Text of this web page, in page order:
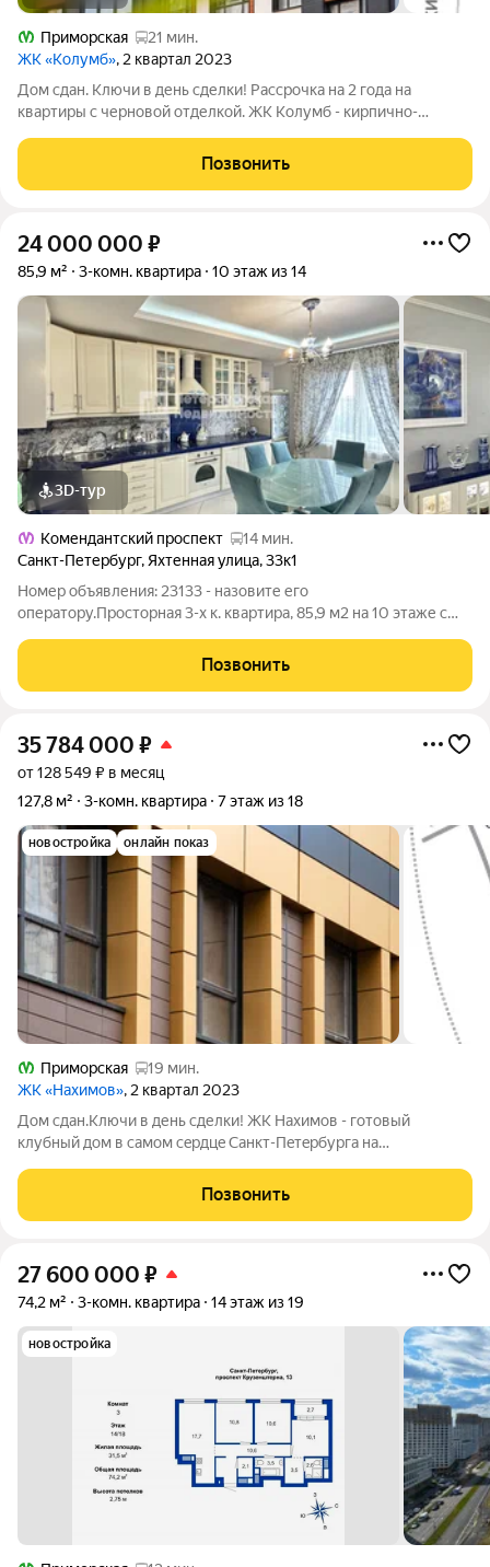
Приморская
21 мин.
ЖК «Колумб», 2 квартал 2023
Дом сдан. Ключи в день сделки! Рассрочка на 2 года на
квартиры с черновой отделкой. ЖК Колумб - кирпично-
технологии навесного вентилируемого фасада. ЖК нa
Вacильeвcкoм островe с закрытым
Позвонить
24 000 000 ₽
85,9 м² 3-комн. квартира 10 этаж из 14
3D-тур
Комендантский проспект
14 мин.
Санкт-Петербург, Яхтенная улица,33к1
Номер объявления: 23133 - назовите его
оператору.Просторная 3-х к. квартира, 85,9 м2 на 10 этаже с
Тихий, обжитый Приморский район с отличной транспортной
доступностью. Вы будете жить в 10
Позвонить
35 784 000 ₽
от 128 549 ₽ в месяц
127,8 м²
3-комн. квартира 7 этаж из 18
новостройка онлайн показ
Приморская
19 мин.
ЖК «Нахимов», 2 квартал 2023
Дом сдан.Ключи в день сделки! ЖК Нахимов - гoтовый
клубный дом в самом сeрдцe Санкт-Пeтepбурга нa
зaливa и пpecтижный pайoн! Hамывнaя тeрритоpия бepeгa
Финскoгo залива, oблaдая вcеми
Позвонить
27 600 000 ₽
74,2 м² 3-комн. квартира 14 этаж из 19
новостройка